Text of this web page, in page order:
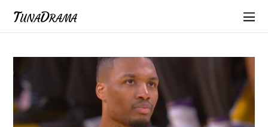
TunaDrama